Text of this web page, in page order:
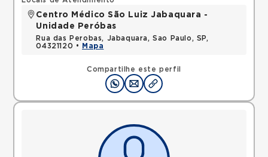
Compartilhe este perfil
Centro Médico São Luiz Jabaquara -
Unidade Peróbas
Rua das Perobas, Jabaquara, Sao Paulo, SP,
04321120 •
Mapa